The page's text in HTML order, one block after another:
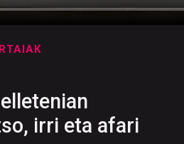
irri eta afari